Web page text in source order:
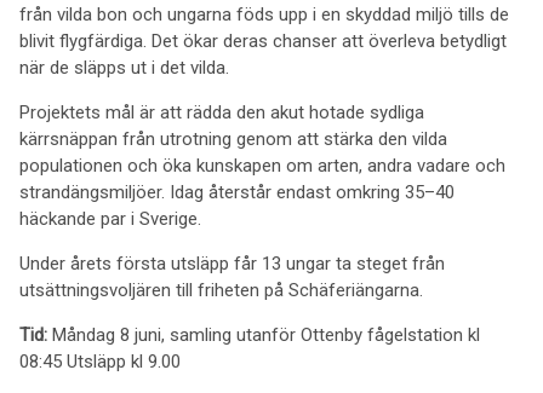
från vilda bon och ungarna föds upp i en skyddad miljö tills de
blivit flygfärdiga. Det ökar deras chanser att överleva betydligt
när de släpps ut i det vilda.
Projektets mål är att rädda den akut hotade sydliga
kärrsnäppan från utrotning genom att stärka den vilda
populationen och öka kunskapen om arten, andra vadare och
strandängsmiljöer. Idag återstår endast omkring 35–40
häckande par i Sverige.
Under årets första utsläpp får 13 ungar ta steget från
utsättningsvoljären till friheten på Schäferiängarna.
Tid: Måndag 8 juni, samling utanför Ottenby fågelstation kl
08:45 Utsläpp kl 9.00